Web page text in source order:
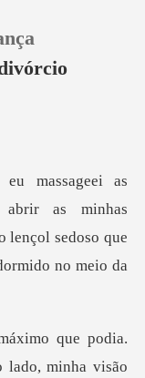
as minhas
o lençol
lado, minha visão